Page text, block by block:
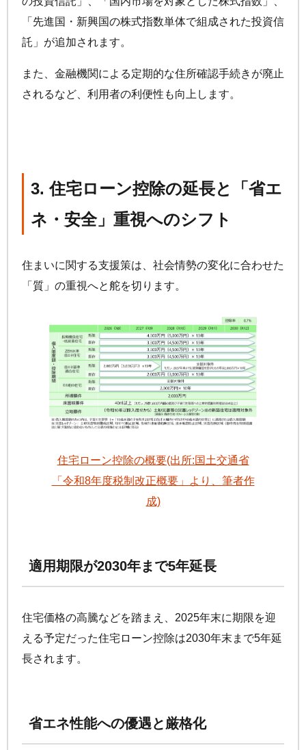
「先進国・新興国の株式指数単体で組成された投資信
託」が追加されます。
また、金融機関による定期的な住所確認手続きが廃止
されるなど、利用者の利便性も向上します。
3. 住宅ローン控除の延長と「省エ
ネ・安全」重視へのシフト
住まいに関する支援策は、社会情勢の変化に合わせた
「質」の重視へと舵を切ります。
住宅ローン控除の概要(出所:国土交通省
「令和8年度税制改正概要」より、筆者作
成)
適用期限が2030年まで5年延長
住宅価格の高騰などを踏まえ、2025年末に期限を迎
える予定だった住宅ローン控除は2030年末まで5年延
長されます。
省エネ性能への優遇と厳格化